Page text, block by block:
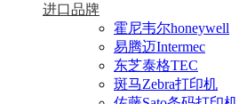
进口品牌
霍尼韦尔honeywell
易腾迈Intermec
东芝泰格TEC
斑马Zebra打印机